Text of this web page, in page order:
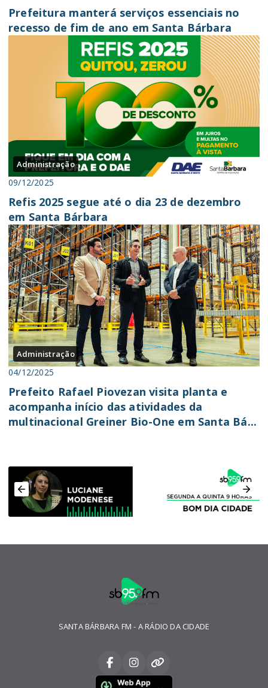
Prefeitura manterá serviços essenciais no
recesso de fim de ano em Santa Bárbara
Administração
09/12/2025
Refis 2025 segue até o dia 23 de dezembro
em Santa Bárbara
Administração
04/12/2025
Prefeito Rafael Piovezan visita planta e
acompanha início das atividades da
multinacional Greiner Bio-One em Santa Bá...
SANTA BÁRBARA FM - A RÁDIO DA CIDADE